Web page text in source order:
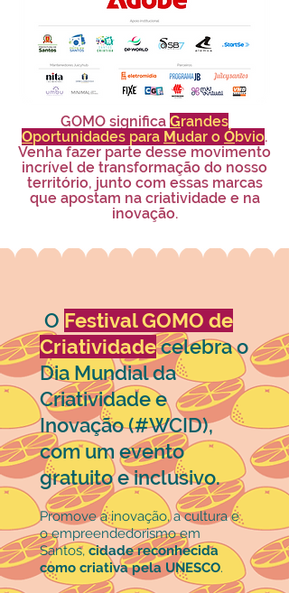
GOMO significa Grandes
Oportunidades para Mudar o Óbvio.
Venha fazer parte desse movimento
incrível de transformação do nosso
território, junto com essas marcas
que apostam na criatividade e na
inovação.
O Festival GOMO de
Criatividadecelebra o
Dia Mundial da
Criatividade e
Inovação (#WCID),
com um evento
gratuito e inclusivo.
Promove a inovação, a cultura e
o empreendedorismo em
Santos, cidade reconhecida
como criativa pela UNESCO.